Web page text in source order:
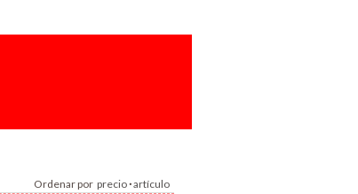
Ordenar por precio·artículo